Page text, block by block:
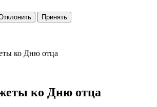
Принять
ко Дню отца
ко Дню отца